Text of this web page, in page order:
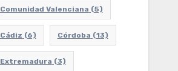
Comunidad Valenciana (5)
Cádiz (6) Córdoba (13)
Extremadura (3)